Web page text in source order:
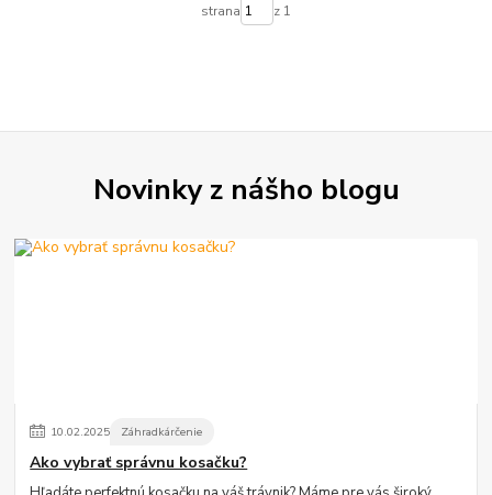
strana z 1
Novinky z nášho blogu
10.02.2025 Záhradkárčenie
Ako vybrať správnu kosačku?